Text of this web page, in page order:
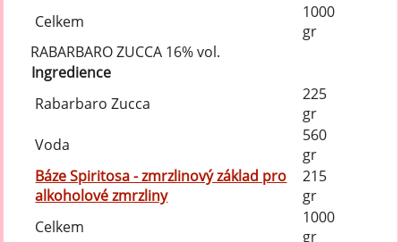
Celkem
1000
gr
RABARBARO ZUCCA 16% vol.
Ingredience
Rabarbaro Zucca
225
gr
Voda
560
gr
Báze Spiritosa - zmrzlinový základ pro
alkoholové zmrzliny
215
gr
Celkem
1000
gr